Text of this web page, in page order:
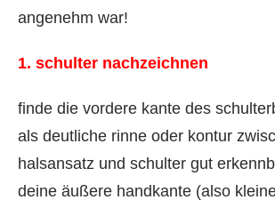
angenehm war!
1. schulter nachzeichnen
finde die vordere kante des
als deutliche rinne oder kontur
halsansatz und schulter gut
deine äußere handkante (also